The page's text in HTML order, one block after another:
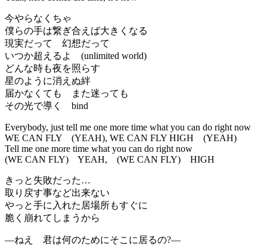
今やらなくちゃ
僕らの手は繋ぎ合えば大きくなる
現実だって 幻想だって
いつか超えるよ (unlimited world)
どんな時も夜を照らす
星のように消えぬ絆
届かなくても また迷っても
その光で導く bind
Everybody, just tell me one more time what you can do right now
WE CAN FLY (YEAH), WE CAN FLY HIGH (YEAH)
Tell me one more time what you can do right now
(WE CAN FLY) YEAH, (WE CAN FLY) HIGH
きっと失敗だった…
取り戻す事など出来ない
やっと手に入れた居場所もすぐに
脆く崩れてしまうから
―ねえ 君は何のためにそこに居るの?―